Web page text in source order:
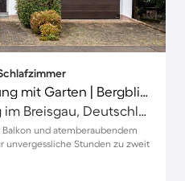
Wunderschöne Wohnung mit Garten | Bergblick
Munzingen, Freiburg im Breisgau, Deutschland
und atemberaubendem
unvergessliche Stunden zu zweit